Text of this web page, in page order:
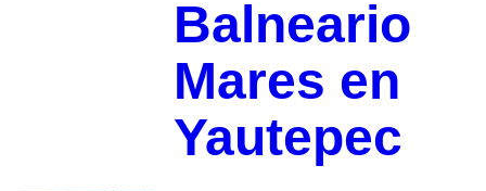
Balneario
Mares en
Yautepec